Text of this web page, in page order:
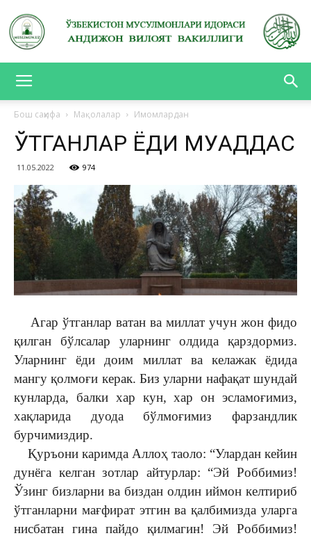
ВИЛОЯТ
ВАКИЛЛИГИ
Бош саҳифа Мақолалар Имомлардан
ЎТГАНЛАР ЁДИ МУҚАДДАС
11.05.2022 974
Агар ўтганлар ватан ва миллат учун жон фидо
қилган бўлсалар уларнинг олдида қарздормиз.
Уларнинг ёди доим миллат ва келажак ёдида
мангу қолмоғи керак. Биз уларни нафақат шундай
кунларда, балки хар кун, хар он эсламоғимиз,
хақларида дуода бўлмоғимиз фарзандлик
бурчимиздир.
Қуръони каримда Аллоҳ таоло: “Улардан кейин
дунёга келган зотлар айтурлар: “Эй Роббимиз!
Ўзинг бизларни ва биздан олдин иймон келтириб
ўтганларни мағфират этгин ва қалбимизда уларга
нисбатан гина пайдо қилмагин! Эй Роббимиз!